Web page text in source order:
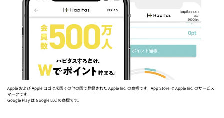
Apple および Apple ロゴは米国その他の国で登録された Apple Inc. の商標です。App Store は Apple Inc. のサービス
マークです。
Google Play は Google LLC の商標です。